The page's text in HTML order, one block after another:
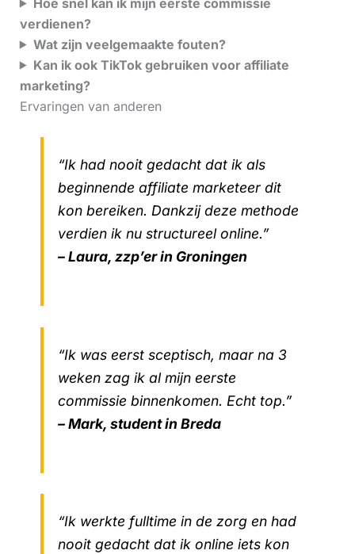
verdienen?
Wat zijn veelgemaakte fouten?
Kan ik ook TikTok gebruiken voor affiliate
marketing?
Ervaringen van anderen
“Ik had nooit gedacht dat ik als
beginnende affiliate marketeer dit
kon bereiken. Dankzij deze methode
verdien ik nu structureel online.”
– Laura, zzp’er in Groningen
“Ik was eerst sceptisch, maar na 3
weken zag ik al mijn eerste
commissie binnenkomen. Echt top.”
– Mark, student in Breda
“Ik werkte fulltime in de zorg en had
nooit gedacht dat ik online iets kon